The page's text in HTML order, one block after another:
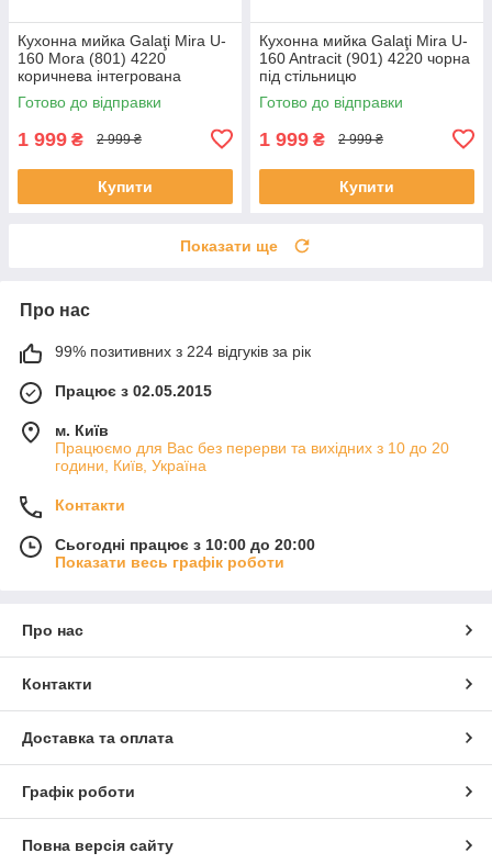
Кухонна мийка Galaţi Mira U-
160 Mora (801) 4220
коричнева інтегрована
Готово до відправки
1 999 ₴ 2 999 ₴
Купити
Кухонна мийка Galaţi Mira U-
160 Antracit (901) 4220 чорна
під стільницю
Готово до відправки
1 999 ₴ 2 999 ₴
Купити
Показати ще
Про нас
99% позитивних з 224 відгуків за рік
Працює з 02.05.2015
м. Київ
Працюємо для Вас без перерви та вихідних з 10 до 20
години, Київ, Україна
Контакти
Сьогодні працює з 10:00 до 20:00
Показати весь графік роботи
Про нас
Контакти
Доставка та оплата
Графік роботи
Повна версія сайту